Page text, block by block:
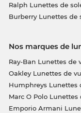
Ralph Lunettes de
Burberry Lunettes de
Nos marques de
Ray-Ban Lunettes de
Oakley Lunettes de
Humphreys Lunettes
Marc O Polo Lunettes
Emporio Armani